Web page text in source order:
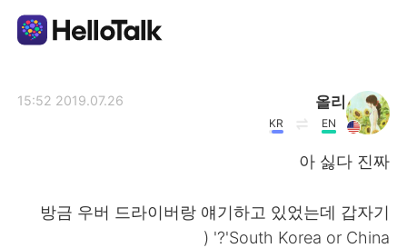
올리
EN
KR
2019.07.26 15:52
아 싫다 진짜
방금 우버 드라이버랑 얘기하고 있었는데 갑자기
'South Korea or China?' (